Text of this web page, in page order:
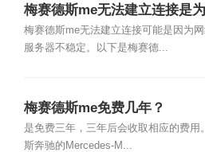
梅赛德斯me无法建立连接是
梅赛德斯me无法建立连接可能是因为
服务器不稳定。以下是梅赛德...
梅赛德斯me免费几年？
是免费三年，三年后会收取相应的费用
斯奔驰的Mercedes-M...